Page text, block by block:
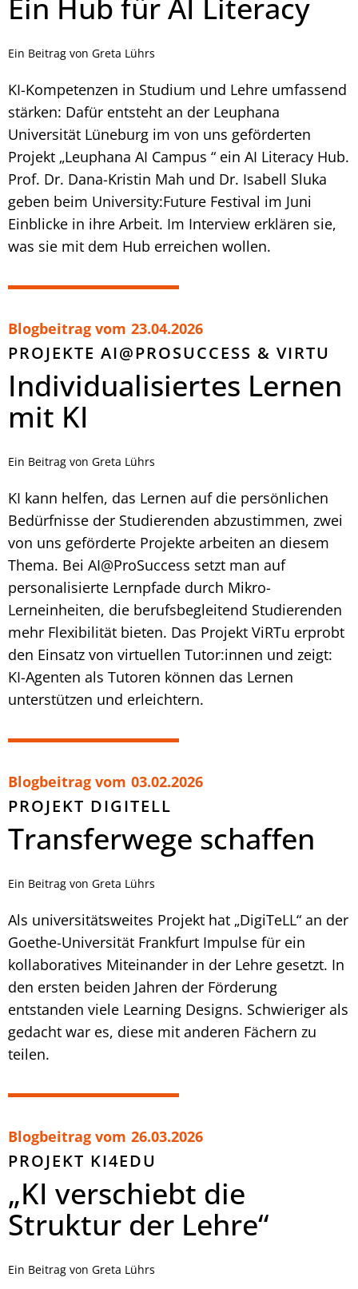
Ein Hub für AI Literacy
Ein Beitrag von Greta Lührs
KI-Kompetenzen in Studium und Lehre umfassend
stärken: Dafür entsteht an der Leuphana
Universität Lüneburg im von uns geförderten
Projekt „Leuphana AI Campus “ ein AI Literacy Hub.
Prof. Dr. Dana-Kristin Mah und Dr. Isabell Sluka
geben beim University:Future Festival im Juni
Einblicke in ihre Arbeit. Im Interview erklären sie,
was sie mit dem Hub erreichen wollen.
Blogbeitrag vom 23.04.2026
PROJEKTE AI@PROSUCCESS & VIRTU
Individualisiertes Lernen
mit KI
Ein Beitrag von Greta Lührs
KI kann helfen, das Lernen auf die persönlichen
Bedürfnisse der Studierenden abzustimmen, zwei
von uns geförderte Projekte arbeiten an diesem
Thema. Bei AI@ProSuccess setzt man auf
personalisierte Lernpfade durch Mikro-
Lerneinheiten, die berufsbegleitend Studierenden
mehr Flexibilität bieten. Das Projekt ViRTu erprobt
den Einsatz von virtuellen Tutor:innen und zeigt:
KI-Agenten als Tutoren können das Lernen
unterstützen und erleichtern.
Blogbeitrag vom 03.02.2026
PROJEKT DIGITELL
Transferwege schaffen
Ein Beitrag von Greta Lührs
Als universitätsweites Projekt hat „DigiTeLL“ an der
Goethe-Universität Frankfurt Impulse für ein
kollaboratives Miteinander in der Lehre gesetzt. In
den ersten beiden Jahren der Förderung
entstanden viele Learning Designs. Schwieriger als
gedacht war es, diese mit anderen Fächern zu
teilen.
Blogbeitrag vom 26.03.2026
PROJEKT KI4EDU
„KI verschiebt die
Struktur der Lehre“
Ein Beitrag von Greta Lührs